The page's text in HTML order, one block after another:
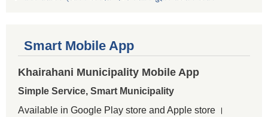
Smart Mobile App
Khairahani Municipality Mobile App
Simple Service, Smart Municipality
Available in Google Play store and Apple store ।